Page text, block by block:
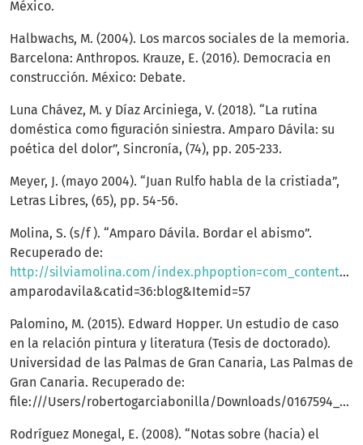
México.
Halbwachs, M. (2004). Los marcos sociales de la memoria.
Barcelona: Anthropos. Krauze, E. (2016). Democracia en
construcción. México: Debate.
Luna Chávez, M. y Díaz Arciniega, V. (2018). “La rutina
doméstica como figuración siniestra. Amparo Dávila: su
poética del dolor”, Sincronía, (74), pp. 205-233.
Meyer, J. (mayo 2004). “Juan Rulfo habla de la cristiada”,
Letras Libres, (65), pp. 54-56.
Molina, S. (s/f ). “Amparo Dávila. Bordar el abismo”.
Recuperado de:
http://silviamolina.com/index.phpoption=com_content&view=article&id=131:
amparodavila&catid=36:blog&Itemid=57
Palomino, M. (2015). Edward Hopper. Un estudio de caso
en la relación pintura y literatura (Tesis de doctorado).
Universidad de las Palmas de Gran Canaria, Las Palmas de
Gran Canaria. Recuperado de:
file:///Users/robertogarciabonilla/Downloads/0167594_00000_0000.pdf
Rodríguez Monegal, E. (2008). “Notas sobre (hacia) el